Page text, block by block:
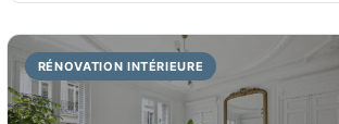
RÉNOVATION INTÉRIEURE